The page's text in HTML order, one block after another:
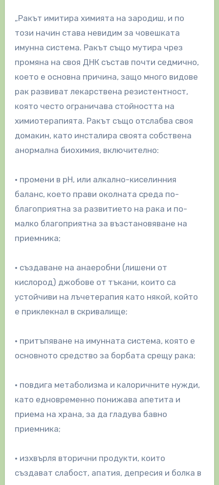
„Ракът имитира химията на зародиш, и по
този начин става невидим за човешката
имунна система. Ракът също мутира чрез
промяна на своя ДНК състав почти седмично,
което е основна причина, защо много видове
рак развиват лекарствена резистентност,
която често ограничава стойността на
химиотерапията. Ракът също отслабва своя
домакин, като инсталира своята собствена
анормална биохимия, включително:
• промени в рН, или алкално-киселинния
баланс, което прави околната среда по-
благоприятна за развитието на рака и по-
малко благоприятна за възстановяване на
приемника;
• създаване на анаеробни (лишени от
кислород) джобове от тъкани, които са
устойчиви на лъчетерапия като някой, който
е приклекнал в скривалище;
• притъпяване на имунната система, която е
основното средство за борбата срещу рака;
• повдига метаболизма и калоричните нужди,
като едновременно понижава апетита и
приема на храна, за да гладува бавно
приемника;
• изхвърля вторични продукти, които
създават слабост, апатия, депресия и болка в